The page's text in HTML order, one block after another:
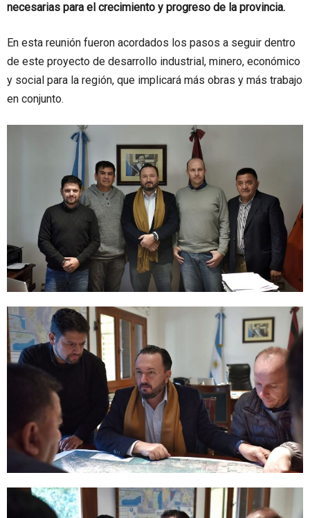
necesarias para el crecimiento y progreso de la provincia.
En esta reunión fueron acordados los pasos a seguir dentro
de este proyecto de desarrollo industrial, minero, económico
y social para la región, que implicará más obras y más trabajo
en conjunto.